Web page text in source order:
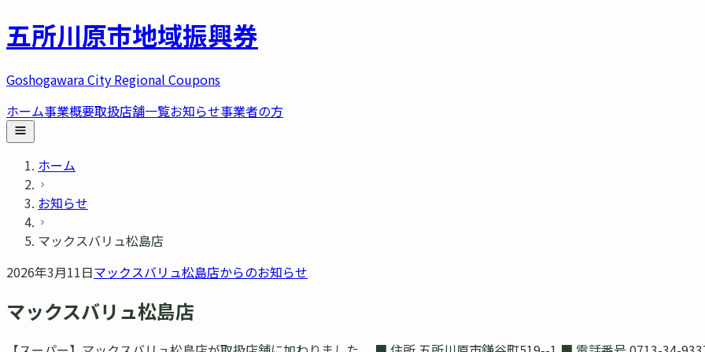
五所川原市地域振興券
Goshogawara City Regional Coupons
ホーム事業概要取扱店舗一覧お知らせ事業者の方
ホーム
お知らせ
マックスバリュ松島店
2026年3月11日マックスバリュ松島店からのお知らせ
マックスバリュ松島店